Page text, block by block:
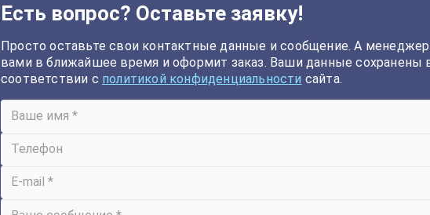
Есть вопрос? Оставьте заявку!
Просто оставьте свои контактные данные и сообщение. А
вами в ближайшее время и оформит заказ. Ваши данные сохранены
соответствии с политикой конфиденциальности сайта.